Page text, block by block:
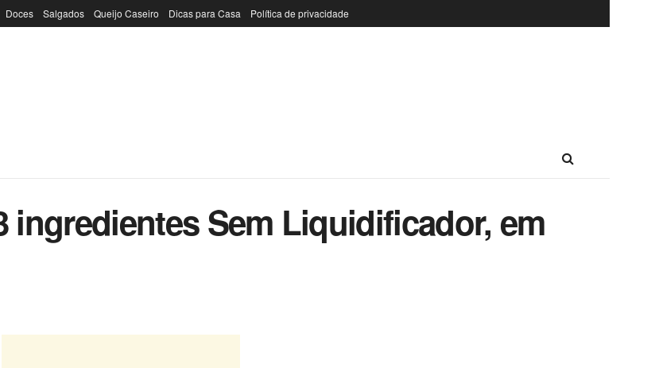
Doces Salgados Queijo Caseiro Dicas para Casa Política de privacidade
ingredientes Sem Liquidificador, em